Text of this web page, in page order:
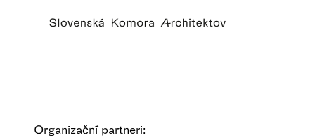
Organizační partneri: